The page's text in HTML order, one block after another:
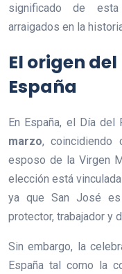
significado de esta
arraigados en la
El origen
España
En España, el Día
marzo,
esposo de la Virgen
elección está
ya que San José
protector, trabajador y
Sin embargo, la
España tal como la